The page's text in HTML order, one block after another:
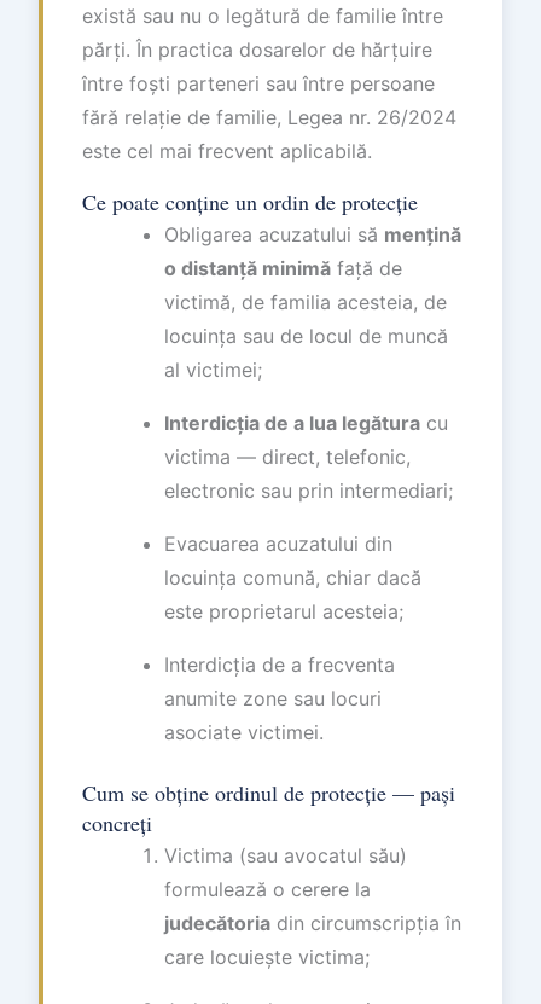
există sau nu o legătură de familie între
părți. În practica dosarelor de hărțuire
între foști parteneri sau între persoane
fără relație de familie, Legea nr. 26/2024
este cel mai frecvent aplicabilă.
Ce poate conține un ordin de protecție
Obligarea acuzatului să mențină
o distanță minimă față de
victimă, de familia acesteia, de
locuința sau de locul de muncă
al victimei;
Interdicția de a lua legătura cu
victima — direct, telefonic,
electronic sau prin intermediari;
Evacuarea acuzatului din
locuința comună, chiar dacă
este proprietarul acesteia;
Interdicția de a frecventa
anumite zone sau locuri
asociate victimei.
Cum se obține ordinul de protecție — pași
concreți
Victima (sau avocatul său)
formulează o cerere la
judecătoria din circumscripția în
care locuiește victima;